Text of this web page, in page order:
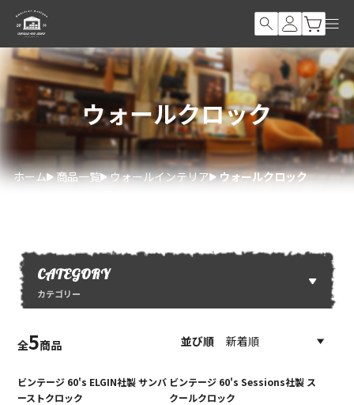
ウォールクロック
ホーム 商品一覧 ウォールインテリア ウォールクロック
CATEGORY
カテゴリー
全5商品 並び順
ビンテージ 60's ELGIN社製 サンバ
ーストクロック
ビンテージ 60's Sessions社製 ス
クールクロック